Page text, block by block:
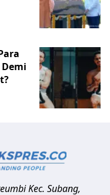
Kec. Subang,